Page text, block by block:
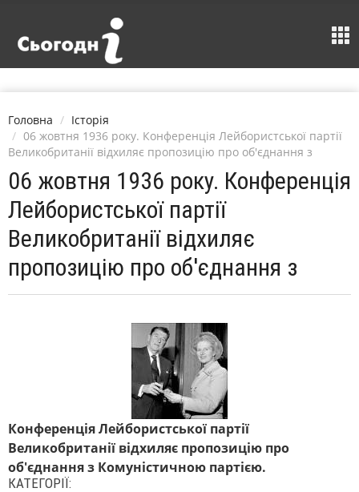
Головна
Історія
06 жовтня 1936 року. Конференція Лейбористської партії
Великобританії відхиляє пропозицію про об'єднання з
06 жовтня 1936 року. Конференція
Лейбористської партії
Великобританії відхиляє
пропозицію про об'єднання з
Конференція Лейбористської партії
Великобританії відхиляє пропозицію про
об'єднання з Комуністичною партією.
КАТЕГОРІЇ: